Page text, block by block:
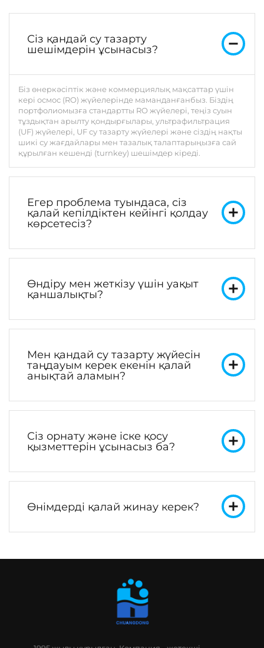
Сіз қандай су тазарту
шешімдерін ұсынасыз?
Біз өнеркәсіптік және коммерциялық мақсаттар үшін
кері осмос (RO) жүйелерінде маманданғанбыз. Біздің
портфолиомызға стандартты RO жүйелері, теңіз суын
тұздықтан арылту қондырғылары, ультрафильтрация
(UF) жүйелері, UF су тазарту жүйелері және сіздің нақты
шикі су жағдайлары мен тазалық талаптарыңызға сай
құрылған кешенді (turnkey) шешімдер кіреді.
Егер проблема туындаса, сіз
қалай кепілдіктен кейінгі қолдау
көрсетесіз?
Өндіру мен жеткізу үшін уақыт
қаншалықты?
Мен қандай су тазарту жүйесін
таңдауым керек екенін қалай
анықтай аламын?
Сіз орнату және іске қосу
қызметтерін ұсынасыз ба?
Өнімдерді қалай жинау керек?